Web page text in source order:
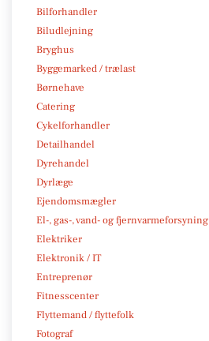
Bilforhandler
Biludlejning
Bryghus
Byggemarked / trælast
Børnehave
Catering
Cykelforhandler
Detailhandel
Dyrehandel
Dyrlæge
Ejendomsmægler
El-, gas-, vand- og fjernvarmeforsyning
Elektriker
Elektronik / IT
Entreprenør
Fitnesscenter
Flyttemand / flyttefolk
Fotograf